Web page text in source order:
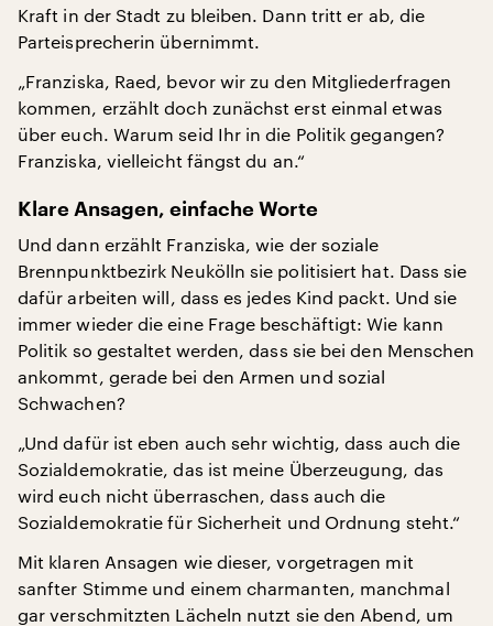
Kraft in der Stadt zu bleiben. Dann tritt er ab, die
Parteisprecherin übernimmt.
„Franziska, Raed, bevor wir zu den Mitgliederfragen
kommen, erzählt doch zunächst erst einmal etwas
über euch. Warum seid Ihr in die Politik gegangen?
Franziska, vielleicht fängst du an.“
Klare Ansagen, einfache Worte
Und dann erzählt Franziska, wie der soziale
Brennpunktbezirk Neukölln sie politisiert hat. Dass sie
dafür arbeiten will, dass es jedes Kind packt. Und sie
immer wieder die eine Frage beschäftigt: Wie kann
Politik so gestaltet werden, dass sie bei den Menschen
ankommt, gerade bei den Armen und sozial
Schwachen?
„Und dafür ist eben auch sehr wichtig, dass auch die
Sozialdemokratie, das ist meine Überzeugung, das
wird euch nicht überraschen, dass auch die
Sozialdemokratie für Sicherheit und Ordnung steht.“
Mit klaren Ansagen wie dieser, vorgetragen mit
sanfter Stimme und einem charmanten, manchmal
gar verschmitzten Lächeln nutzt sie den Abend, um